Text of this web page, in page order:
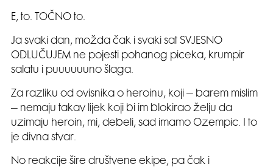
E, to. TOČNO to.
Ja svaki dan, možda čak i svaki sat SVJESNO
ODLUČUJEM ne pojesti pohanog piceka, krumpir
salatu i puuuuuuno šlaga.
Za razliku od ovisnika o heroinu, koji – barem mislim
– nemaju takav lijek koji bi im blokirao želju da
uzimaju heroin, mi, debeli, sad imamo Ozempic. I to
je divna stvar.
No reakcije šire društvene ekipe, pa čak i